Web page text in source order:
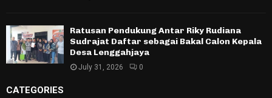
Ratusan Pendukung Antar Riky Rudiana
Sudrajat Daftar sebagai Bakal Calon Kepala
Desa Lenggahjaya
July 31, 2026 0
CATEGORIES